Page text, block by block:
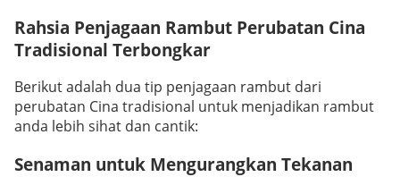
Rahsia Penjagaan Rambut Perubatan Cina
Tradisional Terbongkar
Berikut adalah dua tip penjagaan rambut dari
perubatan Cina tradisional untuk menjadikan rambut
anda lebih sihat dan cantik:
Senaman untuk Mengurangkan Tekanan